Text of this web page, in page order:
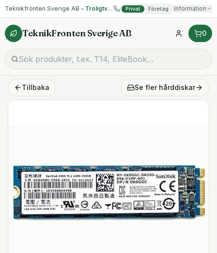
Teknikfronten Sverige AB – Troligtvis billigast på begagnad IT! Privat Företag Information
TeknikFronten Sverige AB 0
Tillbaka Se fler hårddiskar